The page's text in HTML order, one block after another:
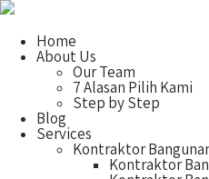
Home
About Us
Our Team
7 Alasan Pilih Kami
Step by Step
Blog
Services
Kontraktor
Kontraktor